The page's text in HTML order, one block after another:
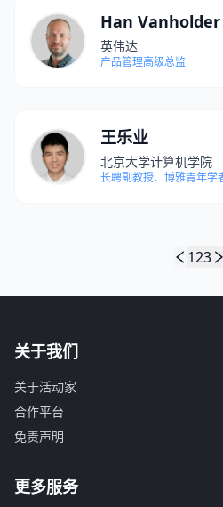
Han Vanholder
英伟达
产品管理高级总监
王乐业
北京大学计算机学院
长聘副教授、博雅青年学
123
关于我们
关于活动家
合作平台
免责声明
更多服务